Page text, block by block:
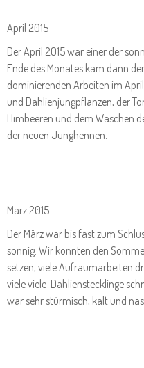
April 2015
Der April 2015 war einer der
Ende des Monates kam dann
dominierenden Arbeiten im
und Dahlienjungpflanzen, der
Himbeeren und dem Waschen
der neuen Junghennen.
März 2015
Der März war bis fast zum
sonnig. Wir konnten den
setzen, viele Aufräumarbeiten
viele viele Dahlienstecklinge
war sehr stürmisch, kalt und